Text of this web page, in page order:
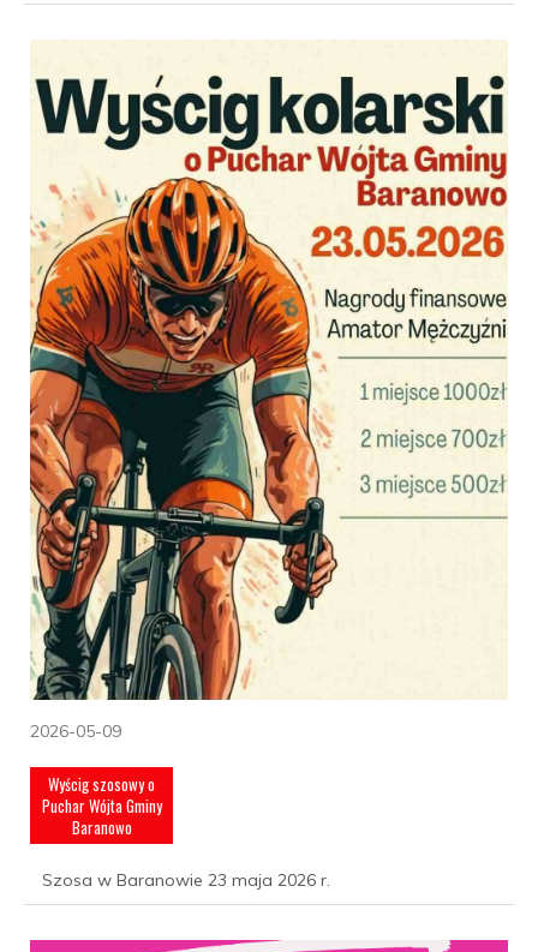
2026-05-09
Wyścig szosowy o
Puchar Wójta Gminy
Baranowo
Szosa w Baranowie 23 maja 2026 r.